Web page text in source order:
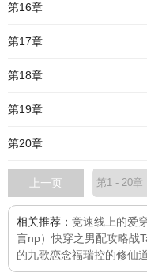
第16章
第17章
第18章
第19章
第20章
上一页
相关推荐： 竞速线上的爱
言np）快穿之男配攻略战
的九歌恋念福瑞控的修仙